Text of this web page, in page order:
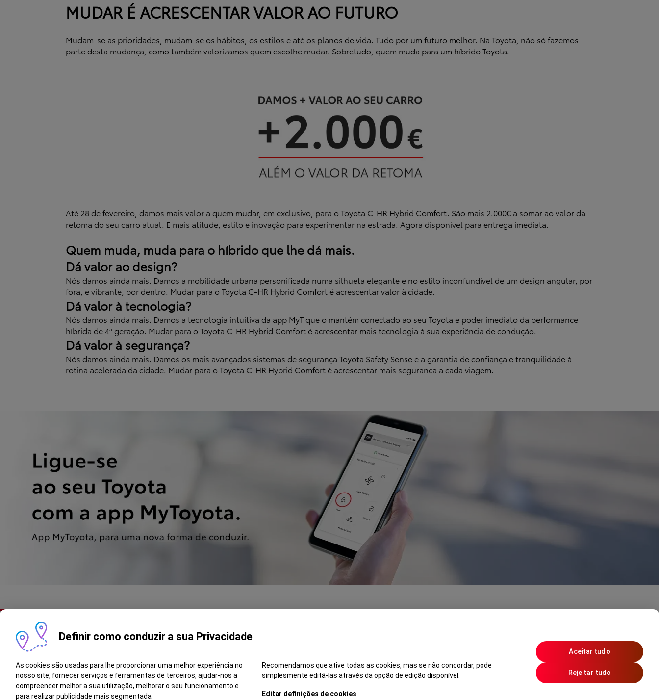
MUDAR É ACRESCENTAR VALOR AO FUTURO
Mudam-se as prioridades, mudam-se os hábitos, os estilos e até os planos de vida. Tudo por um futuro melhor. Na Toyota, não só fazemos
parte desta mudança, como também valorizamos quem escolhe mudar. Sobretudo, quem muda para um híbrido Toyota.
Até 28 de fevereiro, damos mais valor a quem mudar, em exclusivo, para o Toyota C-HR Hybrid Comfort. São mais 2.000€ a somar ao valor da
retoma do seu carro atual. E mais atitude, estilo e inovação para experimentar na estrada. Agora disponível para entrega imediata.
Quem muda, muda para o híbrido que lhe dá mais.
Dá valor ao design?
Nós damos ainda mais. Damos a mobilidade urbana personificada numa silhueta elegante e no estilo inconfundível de um design angular, por
fora, e vibrante, por dentro. Mudar para o Toyota C-HR Hybrid Comfort é acrescentar valor à cidade.
Dá valor à tecnologia?
Nós damos ainda mais. Damos a tecnologia intuitiva da app MyT que o mantém conectado ao seu Toyota e poder imediato da performance
híbrida de 4ª geração. Mudar para o Toyota C-HR Hybrid Comfort é acrescentar mais tecnologia à sua experiência de condução.
Dá valor à segurança?
Nós damos ainda mais. Damos os mais avançados sistemas de segurança Toyota Safety Sense e a garantia de confiança e tranquilidade à
rotina acelerada da cidade. Mudar para o Toyota C-HR Hybrid Comfort é acrescentar mais segurança a cada viagem.
Copyright © Toyota PortugalTermos e CondiçõesAviso LegalPolítica de Privacidade Livro de Reclamações
Definir como conduzir a sua Privacidade
As cookies são usadas para lhe proporcionar uma melhor experiência no
nosso site, fornecer serviços e ferramentas de terceiros, ajudar-nos a
compreender melhor a sua utilização, melhorar o seu funcionamento e
para realizar publicidade mais segmentada.
Recomendamos que ative todas as cookies, mas se não concordar, pode
simplesmente editá-las através da opção de edição disponível.
Editar definições de cookies
Rejeitar tudo
Aceitar tudo